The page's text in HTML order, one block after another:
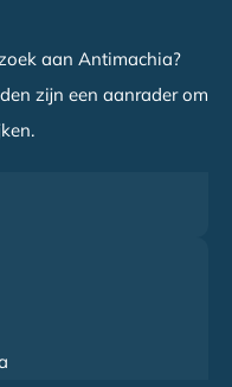
aan Antimachia?
zijn een aanrader om